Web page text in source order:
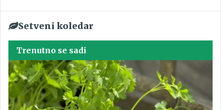
Setveni koledar
Trenutno se sadi